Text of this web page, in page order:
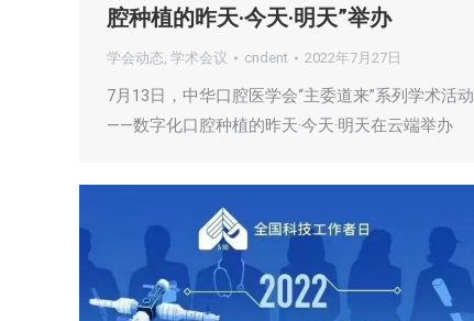
腔种植的昨天·今天·明天”举办
学会动态, 学术会议 cndent 2022年7月27日
7月13日，中华口腔医学会“主委道来”系列学术活动
——数字化口腔种植的昨天·今天·明天在云端举办